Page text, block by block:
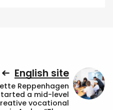
English site
Reppenhagen
a mid-level
vocational